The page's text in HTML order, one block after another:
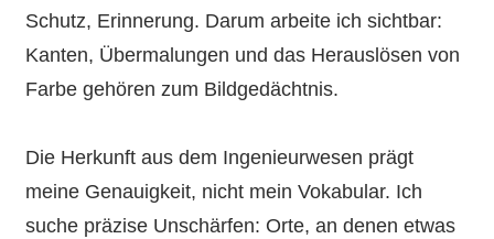
Schutz, Erinnerung. Darum arbeite ich sichtbar:
Kanten, Übermalungen und das Herauslösen von
Farbe gehören zum Bildgedächtnis.
Die Herkunft aus dem Ingenieurwesen prägt
meine Genauigkeit, nicht mein Vokabular. Ich
suche präzise Unschärfen: Orte, an denen etwas